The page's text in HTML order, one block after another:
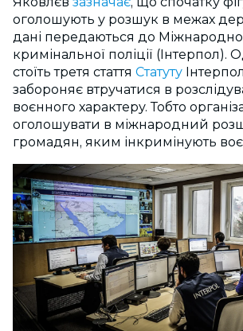
оголошують у розшук в межах
дані передаються до Міжнародної
кримінальної поліції (Інтерпол).
стоїть третя стаття Статуту
забороняє втручатися в
воєнного характеру. Тобто
оголошувати в міжнародний
громадян, яким інкримінують